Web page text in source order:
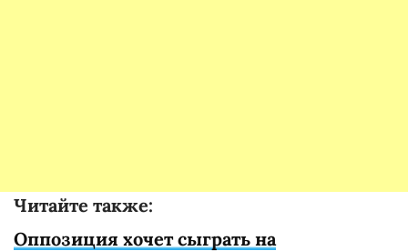
Читайте также:
Оппозиция хочет сыграть на